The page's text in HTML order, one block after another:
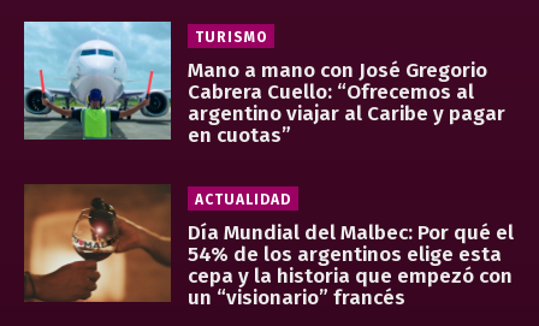
TURISMO
Mano a mano con José Gregorio
Cabrera Cuello: “Ofrecemos al
argentino viajar al Caribe y pagar
en cuotas”
ACTUALIDAD
Día Mundial del Malbec: Por qué el
54% de los argentinos elige esta
cepa y la historia que empezó con
un “visionario” francés